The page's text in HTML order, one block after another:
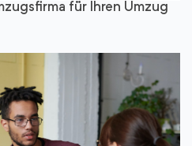
für Ihren Umzug